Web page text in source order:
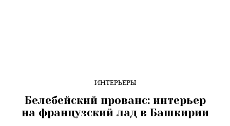
ИНТЕРЬЕРЫ
Белебейский прованс: интерьер
на французский лад в Башкирии